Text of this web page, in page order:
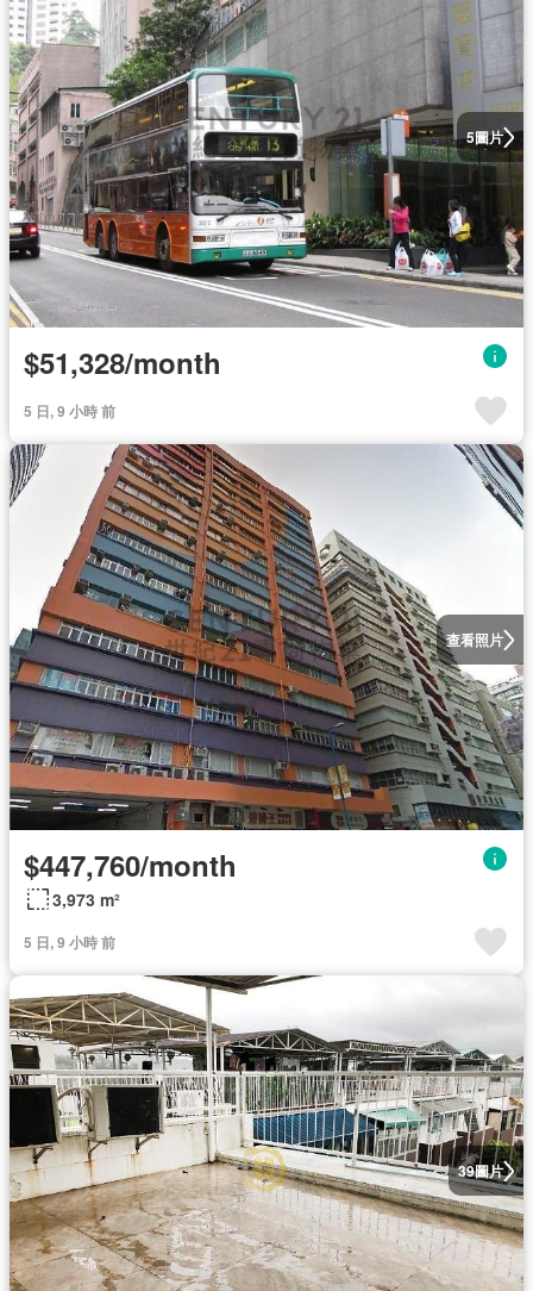
5圖片
$51,328/month
5 日, 9 小時 前
查看照片
$447,760/month
3,973 m²
5 日, 9 小時 前
39圖片